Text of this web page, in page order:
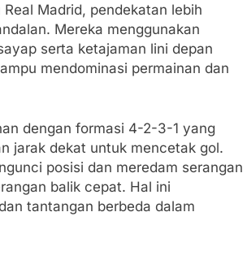
Madrid, pendekatan lebih
Mereka menggunakan
serta ketajaman lini depan
mendominasi permainan dan
dengan formasi 4-2-3-1 yang
jarak dekat untuk mencetak gol.
posisi dan meredam serangan
balik cepat. Hal ini
tantangan berbeda dalam